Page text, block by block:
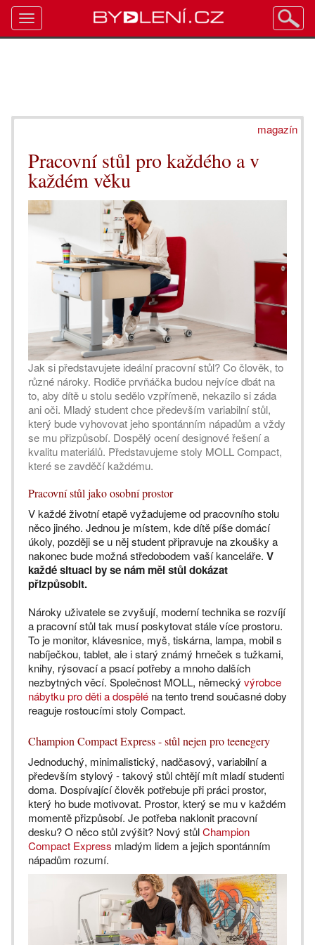
magazín
Pracovní stůl pro každého a v
každém věku
Jak si představujete ideální pracovní stůl? Co člověk, to
různé nároky. Rodiče prvňáčka budou nejvíce dbát na
to, aby dítě u stolu sedělo vzpřímeně, nekazilo si záda
ani oči. Mladý student chce především variabilní stůl,
který bude vyhovovat jeho spontánním nápadům a vždy
se mu přizpůsobí. Dospělý ocení designové řešení a
kvalitu materiálů. Představujeme stoly MOLL Compact,
které se zavděčí každému.
Pracovní stůl jako osobní prostor
V každé životní etapě vyžadujeme od pracovního stolu
něco jiného. Jednou je místem, kde dítě píše domácí
úkoly, později se u něj student připravuje na zkoušky a
nakonec bude možná středobodem vaší kanceláře. V
každé situaci by se nám měl stůl dokázat
přizpůsobit.
Nároky uživatele se zvyšují, moderní technika se rozvíjí
a pracovní stůl tak musí poskytovat stále více prostoru.
To je monitor, klávesnice, myš, tiskárna, lampa, mobil s
nabíječkou, tablet, ale i starý známý hrneček s tužkami,
knihy, rýsovací a psací potřeby a mnoho dalších
nezbytných věcí. Společnost MOLL, německý výrobce
nábytku pro děti a dospělé na tento trend současné doby
reaguje rostoucími stoly Compact.
Champion Compact Express - stůl nejen pro teenegery
Jednoduchý, minimalistický, nadčasový, variabilní a
především stylový - takový stůl chtějí mít mladí studenti
doma. Dospívající člověk potřebuje při práci prostor,
který ho bude motivovat. Prostor, který se mu v každém
momentě přizpůsobí. Je potřeba naklonit pracovní
desku? O něco stůl zvýšit? Nový stůlChampion
Compact Express mladým lidem a jejich spontánním
nápadům rozumí.
Toggle
navigation